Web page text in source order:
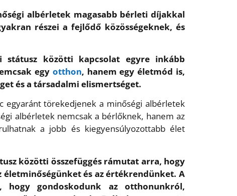
albérletek magasabb bérleti díjakkal
részei a fejlődő közösségeknek, és
státusz közötti kapcsolat egyre inkább
egy otthon, hanem egy életmód is,
és a társadalmi elismertséget.
egyaránt törekedjenek a minőségi albérletek
albérletek nemcsak a bérlőknek, hanem az
a jobb és kiegyensúlyozottabb élet
közötti összefüggés rámutat arra, hogy
és az értékrendünket. A
hogy gondoskodunk az otthonunkról,